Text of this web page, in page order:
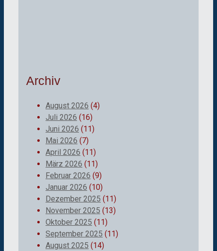
Archiv
August 2026 (4)
Juli 2026 (16)
Juni 2026 (11)
Mai 2026 (7)
April 2026 (11)
März 2026 (11)
Februar 2026 (9)
Januar 2026 (10)
Dezember 2025 (11)
November 2025 (13)
Oktober 2025 (11)
September 2025 (11)
August 2025 (14)